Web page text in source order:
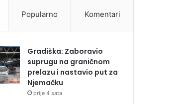
Popularno Komentari
Gradiška: Zaboravio
suprugu na graničnom
prelazu i nastavio put za
Njemačku
prije 4 sata